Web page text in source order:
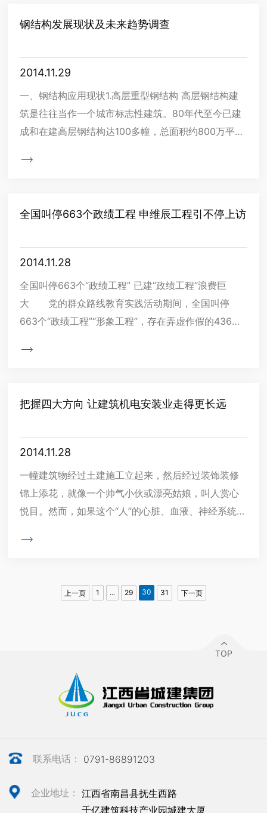
钢结构发展现状及未来趋势调查
2014.11.29
一、钢结构应用现状1.高层重型钢结构 高层钢结构建
筑是往往当作一个城市标志性建筑。80年代至今已建
成和在建高层钢结构达100多幢，总面积约800万平方

全国叫停663个政绩工程 申维辰工程引不停上访
2014.11.28
全国叫停663个“政绩工程” 已建“政绩工程”浪费巨
大 党的群众路线教育实践活动期间，全国叫停
663个“政绩工程”“形象工程”，存在弄虚作假的436起

把握四大方向 让建筑机电安装业走得更长远
2014.11.28
一幢建筑物经过土建施工立起来，然后经过装饰装修
锦上添花，就像一个帅气小伙或漂亮姑娘，叫人赏心
悦目。然而，如果这个“人”的心脏、血液、神经系统经

上一页 1 ... 29 30 31 下一页
TOP
联系电话： 0791-86891203
企业地址：
江西省南昌县抚生西路
千亿建筑科技产业园城建大厦